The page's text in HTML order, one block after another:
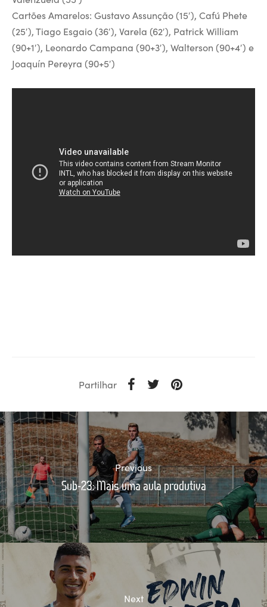
Cartões Amarelos: Gustavo Assunção (15′), Cafú Phete
(25′), Tiago Esgaio (36′), Varela (62′), Patrick William
(90+1′), Leonardo Campana (90+3′), Walterson (90+4′) e
Joaquín Pereyra (90+5′)
Partilhar
Previous
Sub-23: Mais uma aula produtiva
Next